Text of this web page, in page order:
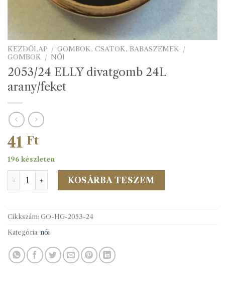
KEZDŐLAP / GOMBOK, CSATOK, BABASZEMEK /
GOMBOK / NŐI
2053/24 ELLY divatgomb 24L
arany/feket
41 Ft
196 készleten
2053/24 ELLY divatgomb 24L arany/feket mennyiség
KOSÁRBA TESZEM
Cikkszám: GO-HG-2053-24
Kategória: női